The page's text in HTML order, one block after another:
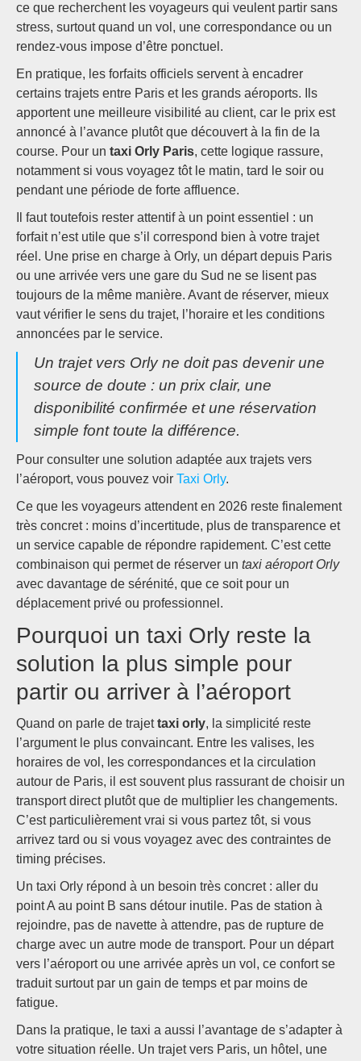
ce que recherchent les voyageurs qui veulent partir sans
stress, surtout quand un vol, une correspondance ou un
rendez-vous impose d’être ponctuel.
En pratique, les forfaits officiels servent à encadrer
certains trajets entre Paris et les grands aéroports. Ils
apportent une meilleure visibilité au client, car le prix est
annoncé à l’avance plutôt que découvert à la fin de la
course. Pour un taxi Orly Paris, cette logique rassure,
notamment si vous voyagez tôt le matin, tard le soir ou
pendant une période de forte affluence.
Il faut toutefois rester attentif à un point essentiel : un
forfait n’est utile que s’il correspond bien à votre trajet
réel. Une prise en charge à Orly, un départ depuis Paris
ou une arrivée vers une gare du Sud ne se lisent pas
toujours de la même manière. Avant de réserver, mieux
vaut vérifier le sens du trajet, l’horaire et les conditions
annoncées par le service.
Un trajet vers Orly ne doit pas devenir une
source de doute : un prix clair, une
disponibilité confirmée et une réservation
simple font toute la différence.
Pour consulter une solution adaptée aux trajets vers
l’aéroport, vous pouvez voir Taxi Orly.
Ce que les voyageurs attendent en 2026 reste finalement
très concret : moins d’incertitude, plus de transparence et
un service capable de répondre rapidement. C’est cette
combinaison qui permet de réserver un taxi aéroport Orly
avec davantage de sérénité, que ce soit pour un
déplacement privé ou professionnel.
Pourquoi un taxi Orly reste la
solution la plus simple pour
partir ou arriver à l’aéroport
Quand on parle de trajettaxi orly, la simplicité reste
l’argument le plus convaincant. Entre les valises, les
horaires de vol, les correspondances et la circulation
autour de Paris, il est souvent plus rassurant de choisir un
transport direct plutôt que de multiplier les changements.
C’est particulièrement vrai si vous partez tôt, si vous
arrivez tard ou si vous voyagez avec des contraintes de
timing précises.
Un taxi Orly répond à un besoin très concret : aller du
point A au point B sans détour inutile. Pas de station à
rejoindre, pas de navette à attendre, pas de rupture de
charge avec un autre mode de transport. Pour un départ
vers l’aéroport ou une arrivée après un vol, ce confort se
traduit surtout par un gain de temps et par moins de
fatigue.
Dans la pratique, le taxi a aussi l’avantage de s’adapter à
votre situation réelle. Un trajet vers Paris, un hôtel, une